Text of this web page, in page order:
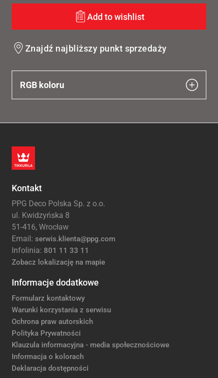
Add to wishlist
Znajdź najbliższy punkt sprzedaży
RGB koloru
Kontakt
PPG Deco Polska Sp. z o.o.
ul. Kwidzyńska 8
51-416, Wrocław
Email: serwis.klienta@ppg.com
Infolinia: 801 11 33 11
Zobacz lokalizację na mapie
Informacje dodatkowe
Formularz kontaktowy
Warunki korzystania z serwisu
Ochrona praw autorskich
Polityka Prywatności
Klauzula informacyjna - media społecznościowe
Informacja o kolorach
Deklaracja dostępności